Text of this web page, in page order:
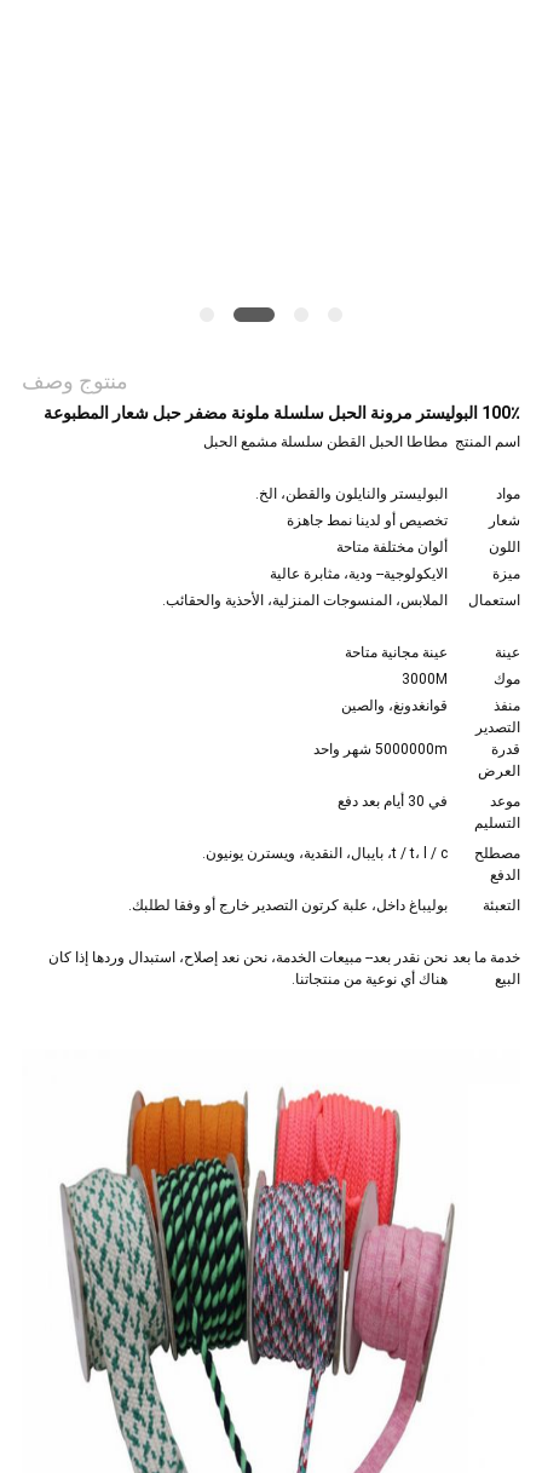
منتوج وصف
100٪ البوليستر مرونة الحبل سلسلة ملونة مضفر حبل شعار المطبوعة
اسم المنتج مطاطا الحبل القطن سلسلة مشمع الحبل
مواد
البوليستر والنايلون والقطن، الخ.
شعار
تخصيص أو لدينا نمط جاهزة
اللون
ألوان مختلفة متاحة
ميزة
الايكولوجية-- ودية، مثابرة عالية
استعمال
الملابس، المنسوجات المنزلية، الأحذية والحقائب.
عينة
عينة مجانية متاحة
موك
3000M
منفذ
التصدير
قوانغدونغ، والصين
قدرة
العرض
5000000m شهر واحد
موعد
التسليم
في 30 أيام بعد دفع
مصطلح
الدفع
t / t، l / c، بايبال، النقدية، ويسترن يونيون.
التعبئة بوليباغ داخل، علبة كرتون التصدير خارج أو وفقا لطلبك.
خدمة ما بعد
البيع
نحن نقدر بعد-- مبيعات الخدمة، نحن نعد إصلاح، استبدال وردها إذا كان
هناك أي نوعية من منتجاتنا.